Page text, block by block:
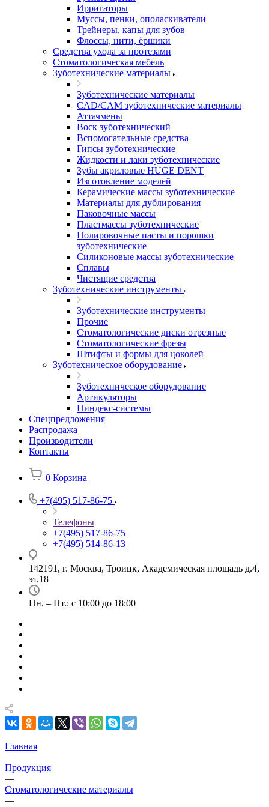
Ирригаторы
Муссы, пенки, ополаскиватели
Трейнеры, капы для зубов
Флоссы, нити, ёршики
Средства ухода за протезами
Стоматологическая мебель
Зуботехнические материалы
Зуботехнические материалы
CAD/CAM зуботехнические материалы
Аттачмены
Воск зуботехнический
Вспомогательные средства
Гипсы зуботехнические
Жидкости и лаки зуботехнические
Зубы акриловые HUGE DENT
Изготовление моделей
Керамические массы зуботехнические
Материалы для дублирования
Паковочные массы
Пластмассы зуботехнические
Полировочные пасты и порошки
зуботехнические
Силиконовые массы зуботехнические
Сплавы
Чистящие средства
Зуботехнические инструменты
Зуботехнические инструменты
Прочие
Стоматологические диски отрезные
Стоматологические фрезы
Штифты и формы для цоколей
Зуботехническое оборудование
Зуботехническое оборудование
Артикуляторы
Пиндекс-системы
Спецпредложения
Распродажа
Производители
Контакты
0 Корзина
+7(495) 517-86-75
Телефоны
+7(495) 517-86-75
+7(495) 514-86-13
142191, г. Москва, Троицк, Академическая площадь д.4,
эт.18
Пн. – Пт.: с 10:00 до 18:00
Главная
—
Продукция
—
Стоматологические материалы
—